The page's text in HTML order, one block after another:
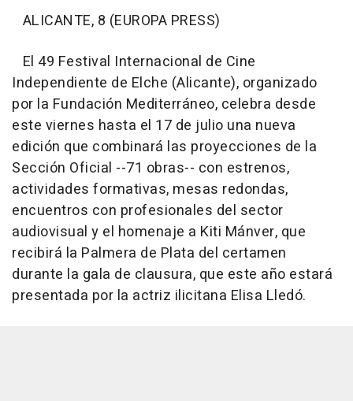
ALICANTE, 8 (EUROPA PRESS)
El 49 Festival Internacional de Cine
Independiente de Elche (Alicante), organizado
por la Fundación Mediterráneo, celebra desde
este viernes hasta el 17 de julio una nueva
edición que combinará las proyecciones de la
Sección Oficial --71 obras-- con estrenos,
actividades formativas, mesas redondas,
encuentros con profesionales del sector
audiovisual y el homenaje a Kiti Mánver, que
recibirá la Palmera de Plata del certamen
durante la gala de clausura, que este año estará
presentada por la actriz ilicitana Elisa Lledó.